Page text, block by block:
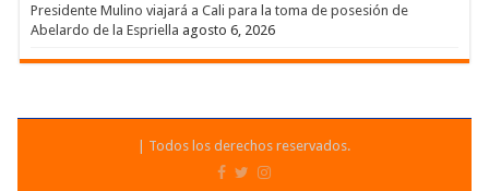
Presidente Mulino viajará a Cali para la toma de posesión de
Abelardo de la Espriella agosto 6, 2026
| Todos los derechos reservados.